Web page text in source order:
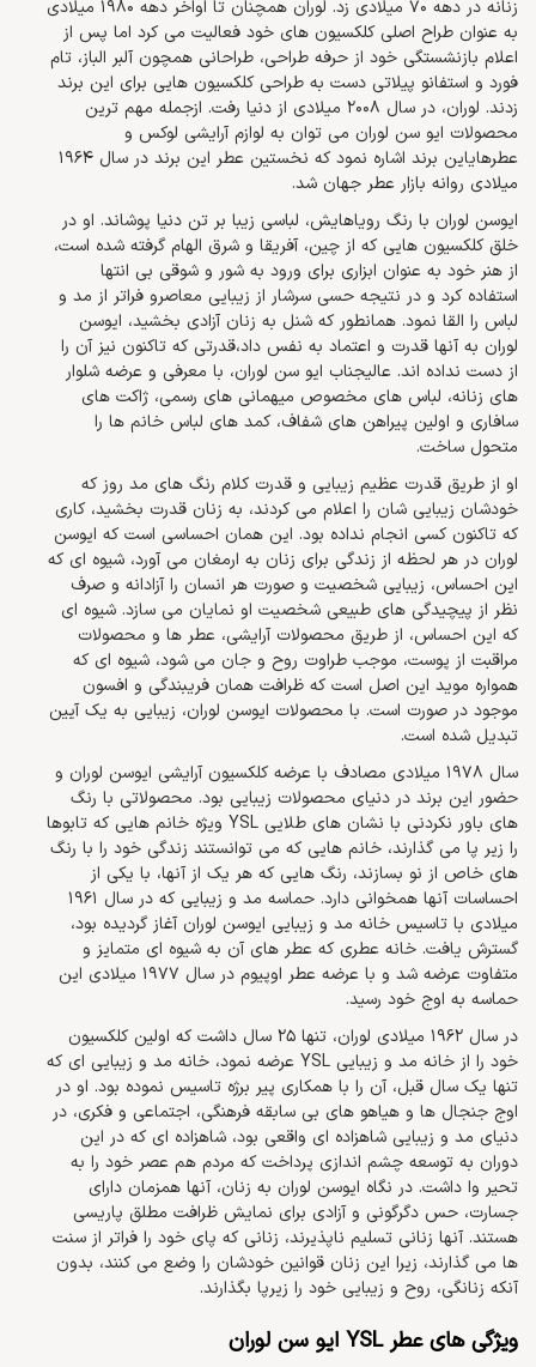
زنانه در دهه 70 میلادی زد. لوران همچنان تا اواخر دهه 1980 میلادی
به عنوان طراح اصلی کلکسیون های خود فعالیت می کرد اما پس از
اعلام بازنشستگی خود از حرفه طراحی، طراحانی همچون آلبر الباز، تام
فورد و استفانو پیلاتی دست به طراحی کلکسیون هایی برای این برند
زدند. لوران، در سال 2008 میلادی از دنیا رفت. ازجمله مهم ترین
محصولات ایو سن لوران می توان به لوازم آرایشی لوکس و
عطرهایاین برند اشاره نمود که نخستین عطر این برند در سال 1964
میلادی روانه بازار عطر جهان شد.
ایوسن لوران با رنگ رویاهایش، لباسی زیبا بر تن دنیا پوشاند. او در
خلق کلکسیون هایی که از چین، آفریقا و شرق الهام گرفته شده است،
از هنر خود به عنوان ابزاری برای ورود به شور و شوقی بی انتها
استفاده کرد و در نتیجه حسی سرشار از زیبایی معاصرو فراتر از مد و
لباس را القا نمود. همانطور که شنل به زنان آزادی بخشید، ایوسن
لوران به آنها قدرت و اعتماد به نفس داد،قدرتی که تاکنون نیز آن را
از دست نداده اند. عالیجناب ایو سن لوران، با معرفی و عرضه شلوار
های زنانه، لباس های مخصوص میهمانی های رسمی، ژاکت های
سافاری و اولین پیراهن های شفاف، کمد های لباس خانم ها را
متحول ساخت.
او از طریق قدرت عظیم زیبایی و قدرت کلام رنگ های مد روز که
خودشان زیبایی شان را اعلام می کردند، به زنان قدرت بخشید، کاری
که تاکنون کسی انجام نداده بود. این همان احساسی است که ایوسن
لوران در هر لحظه از زندگی برای زنان به ارمغان می آورد، شیوه ای که
این احساس، زیبایی شخصیت و صورت هر انسان را آزادانه و صرف
نظر از پیچیدگی های طبیعی شخصیت او نمایان می سازد. شیوه ای
که این احساس، از طریق محصولات آرایشی، عطر ها و محصولات
مراقبت از پوست، موجب طراوت روح و جان می شود، شیوه ای که
همواره موید این اصل است که ظرافت همان فریبندگی و افسون
موجود در صورت است. با محصولات ایوسن لوران، زیبایی به یک آیین
تبدیل شده است.
سال 1978 میلادی مصادف با عرضه کلکسیون آرایشی ایوسن لوران و
حضور این برند در دنیای محصولات زیبایی بود. محصولاتی با رنگ
های باور نکردنی با نشان های طلایی YSL ویژه خانم هایی که تابوها
را زیر پا می گذارند، خانم هایی که می توانستند زندگی خود را با رنگ
های خاص از نو بسازند، رنگ هایی که هر یک از آنها، با یکی از
احساسات آنها همخوانی دارد. حماسه مد و زیبایی که در سال 1961
میلادی با تاسیس خانه مد و زیبایی ایوسن لوران آغاز گردیده بود،
گسترش یافت. خانه عطری که عطر های آن به شیوه ای متمایز و
متفاوت عرضه شد و با عرضه عطر اوپیوم در سال 1977 میلادی این
حماسه به اوج خود رسید.
در سال 1962 میلادی لوران، تنها 25 سال داشت که اولین کلکسیون
خود را از خانه مد و زیبایی YSL عرضه نمود، خانه مد و زیبایی ای که
تنها یک سال قبل، آن را با همکاری پیر برژه تاسیس نموده بود. او در
اوج جنجال ها و هیاهو های بی سابقه فرهنگی، اجتماعی و فکری، در
دنیای مد و زیبایی شاهزاده ای واقعی بود، شاهزاده ای که در این
دوران به توسعه چشم اندازی پرداخت که مردم هم عصر خود را به
تحیر وا داشت. در نگاه ایوسن لوران به زنان، آنها همزمان دارای
جسارت، حس دگرگونی و آزادی برای نمایش ظرافت مطلق پاریسی
هستند. آنها زنانی تسلیم ناپذیرند، زنانی که پای خود را فراتر از سنت
ها می گذارند، زیرا این زنان قوانین خودشان را وضع می کنند، بدون
آنکه زنانگی، روح و زیبایی خود را زیرپا بگذارند.
ویژگی های عطر YSL ایو سن لوران